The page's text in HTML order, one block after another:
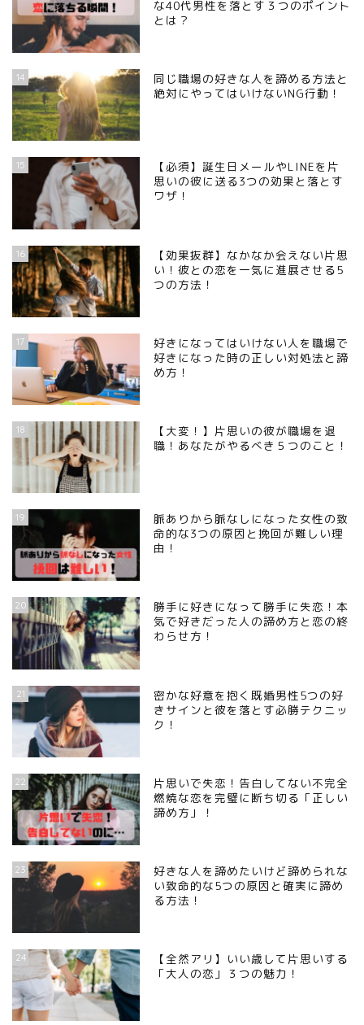
な40代男性を落とす３つのポイント
とは？
14
同じ職場の好きな人を諦める方法と
絶対にやってはいけないNG行動！
15
【必須】誕生日メールやLINEを片
思いの彼に送る3つの効果と落とす
ワザ！
16
【効果抜群】なかなか会えない片思
い！彼との恋を一気に進展させる5
つの方法！
17
好きになってはいけない人を職場で
好きになった時の正しい対処法と諦
め方！
18
【大変！】片思いの彼が職場を退
職！あなたがやるべき５つのこと！
19
脈ありから脈なしになった女性の致
命的な3つの原因と挽回が難しい理
由！
20
勝手に好きになって勝手に失恋！本
気で好きだった人の諦め方と恋の終
わらせ方！
21
密かな好意を抱く既婚男性5つの好
きサインと彼を落とす必勝テクニッ
ク！
22
片思いで失恋！告白してない不完全
燃焼な恋を完璧に断ち切る「正しい
諦め方」！
23
好きな人を諦めたいけど諦められな
い致命的な5つの原因と確実に諦め
る方法！
24
【全然アリ】いい歳して片思いする
「大人の恋」３つの魅力！